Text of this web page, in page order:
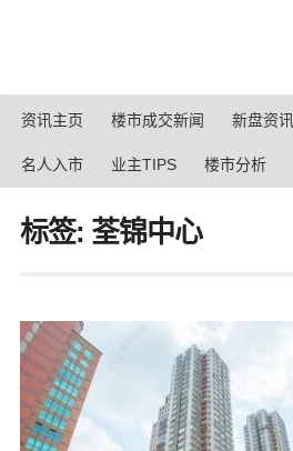
资讯主页 楼市成交新闻 新盘资讯
名人入市 业主TIPS 楼市分析
标签: 荃锦中心